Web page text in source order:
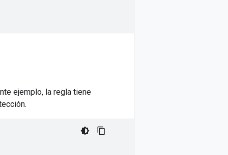
ejemplo, la regla tiene